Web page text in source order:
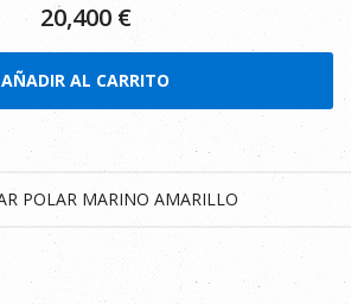
20,400 €
AÑADIR AL CARRITO